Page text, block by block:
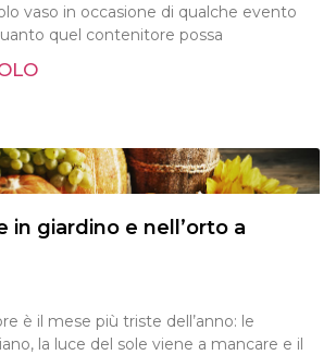
vaso in occasione di qualche evento
quel contenitore possa
in giardino e nell’orto a
è il mese più triste dell’anno: le
la luce del sole viene a mancare e il